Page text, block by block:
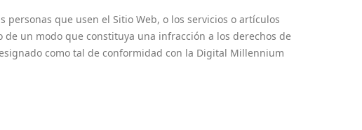
que usen el Sitio Web, o los servicios o artículos
un modo que constituya una infracción a los derechos de
como tal de conformidad con la Digital Millennium